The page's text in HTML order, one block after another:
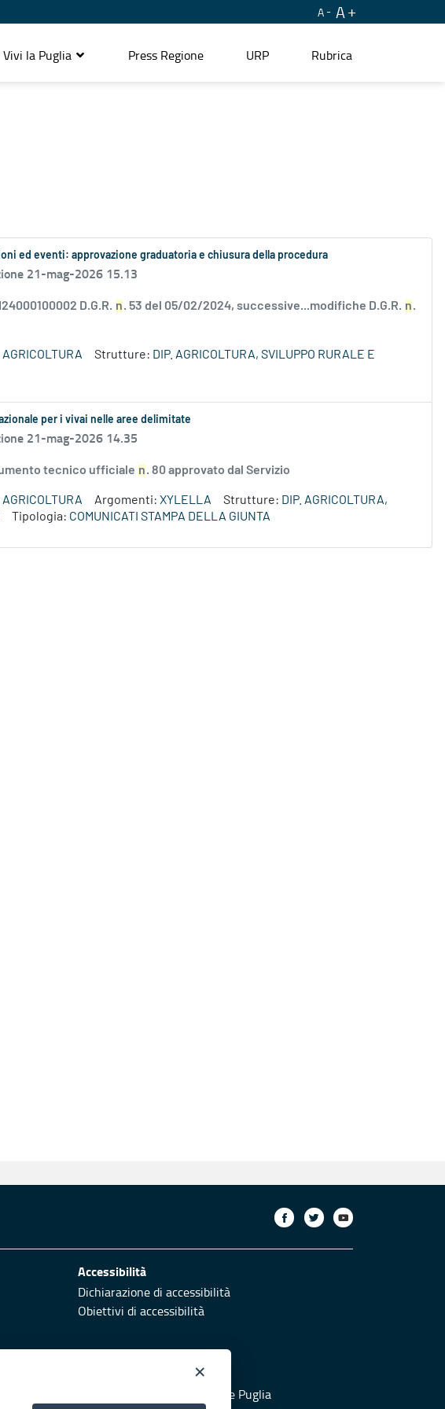
A A
Vivi la Puglia Press Regione URP Rubrica
ed eventi: approvazione graduatoria e chiusura della procedura
21-mag-2026 15.13
D.G.R. n. 53 del 05/02/2024, successive...modifiche D.G.R. n.
AGRICOLTURA Strutture: DIP. AGRICOLTURA, SVILUPPO RURALE E
per i vivai nelle aree delimitate
21-mag-2026 14.35
tecnico ufficiale n. 80 approvato dal Servizio
AGRICOLTURA Argomenti: XYLELLA Strutture: DIP. AGRICOLTURA,
Tipologia: COMUNICATI STAMPA DELLA GIUNTA
Accessibilità
Dichiarazione di accessibilità
Obiettivi di accessibilità
Vai al sito di Protezione Civile Puglia
×